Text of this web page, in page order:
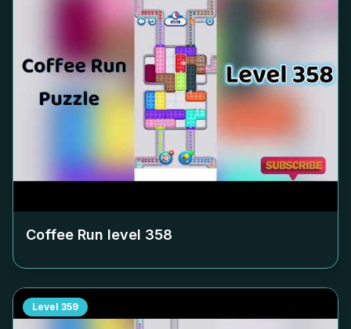
Coffee Run level 358
Level 359